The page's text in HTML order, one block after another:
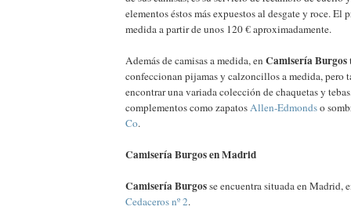
elementos éstos más expuestos al desgate y roce. El
medida a partir de unos 120 € aproximadamente.
Además de camisas a medida, en Camisería Burgos
confeccionan pijamas y calzoncillos a medida, pero
encontrar una variada colección de chaquetas y
complementos como zapatosAllen-Edmondso
Co.
Camisería Burgos en Madrid
Camisería Burgosse encuentra situada en Madrid,
Cedaceros nº 2.